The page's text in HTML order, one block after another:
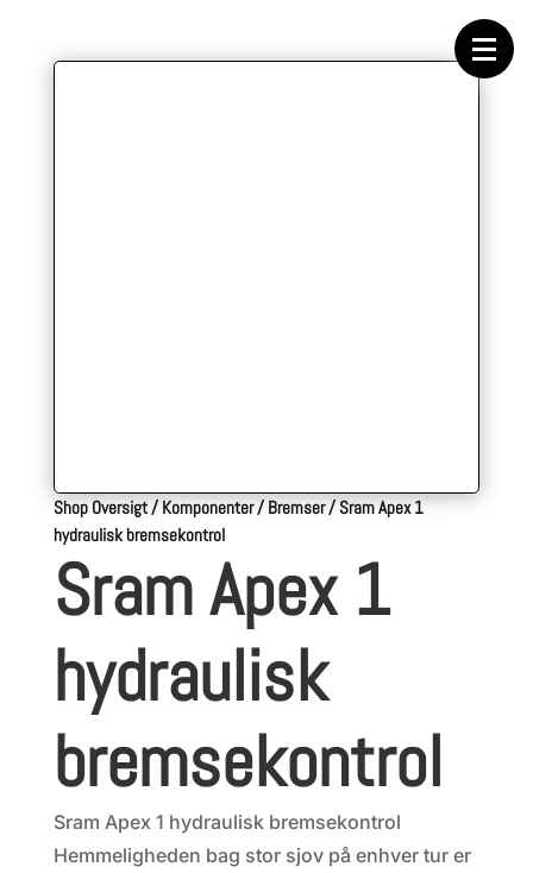
Shop Oversigt/Komponenter/Bremser/Sram Apex 1
hydraulisk bremsekontrol
Sram Apex 1
hydraulisk
bremsekontrol
Sram Apex 1 hydraulisk bremsekontrol
Hemmeligheden bag stor sjov på enhver tur er